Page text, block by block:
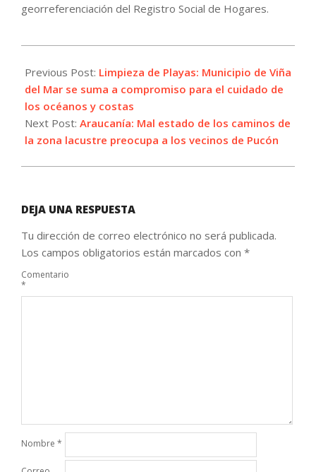
georreferenciación del Registro Social de Hogares.
09-
24
Previous Post: Limpieza de Playas: Municipio de Viña
del Mar se suma a compromiso para el cuidado de
los océanos y costas
Next Post: Araucanía: Mal estado de los caminos de
la zona lacustre preocupa a los vecinos de Pucón
DEJA UNA RESPUESTA
Tu dirección de correo electrónico no será publicada.
Los campos obligatorios están marcados con *
Comentario
*
Nombre *